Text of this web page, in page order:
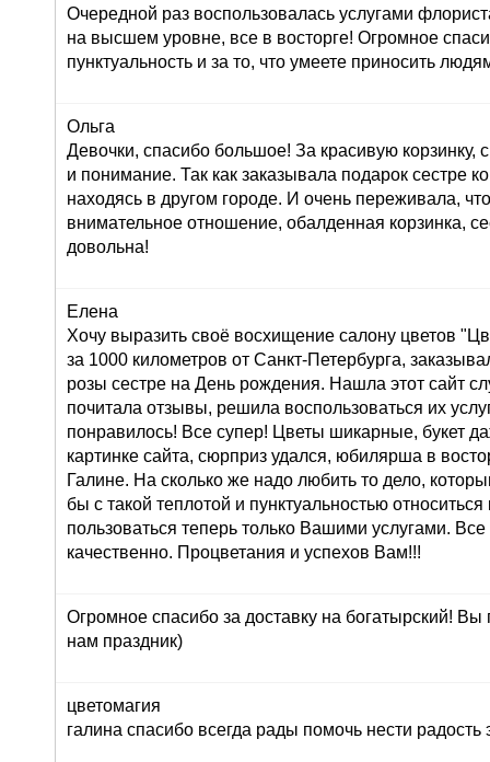
Очередной раз воспользовалась услугами
на высшем уровне, все в восторге! Огромное
пунктуальность и за то, что умеете приносить
Ольга
Девочки, спасибо большое! За красивую корзинку,
и понимание. Так как заказывала подарок сестре
находясь в другом городе. И очень переживала,
внимательное отношение, обалденная корзинка,
довольна!
Елена
Хочу выразить своё восхищение салону цветов
за 1000 километров от Санкт-Петербурга,
розы сестре на День рождения. Нашла этот сайт
почитала отзывы, решила воспользоваться их
понравилось! Все супер! Цветы шикарные, букет
картинке сайта, сюрприз удался, юбилярша в
Галине. На сколько же надо любить то дело,
бы с такой теплотой и пунктуальностью
пользоваться теперь только Вашими услугами.
качественно. Процветания и успехов Вам!!!
Огромное спасибо за доставку на богатырский! Вы
нам праздник)
цветомагия
галина спасибо всегда рады помочь нести